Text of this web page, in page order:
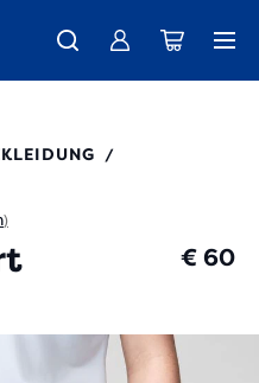
- Shop Damen Herren
Kollektion - Jetzt kaufen
über € 100
/
)
€ 60